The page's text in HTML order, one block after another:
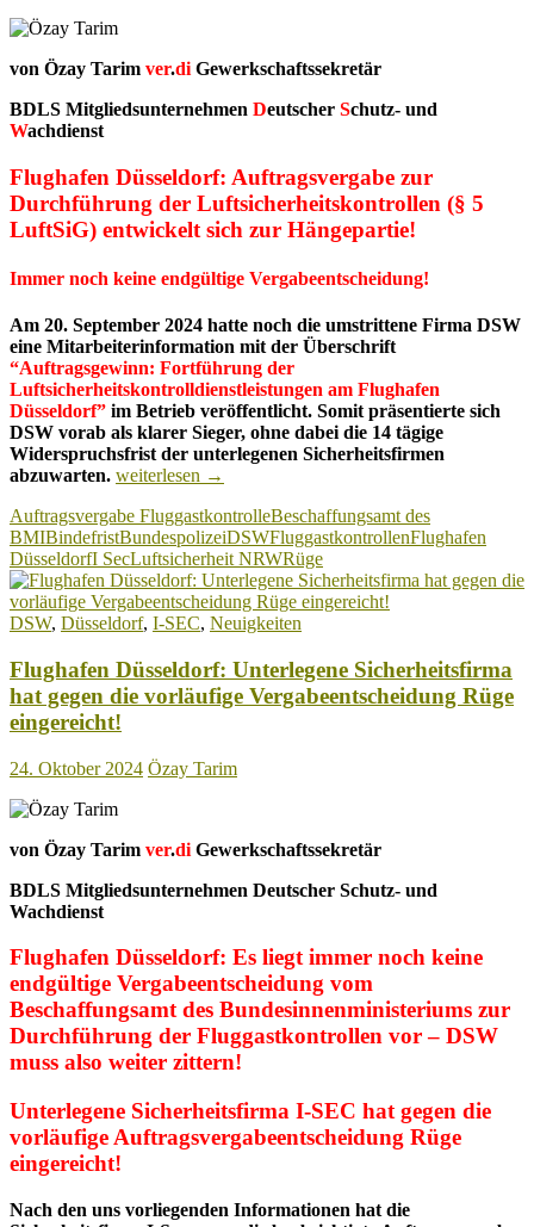
von Özay Tarim ver.di Gewerkschaftssekretär
BDLS Mitgliedsunternehmen Deutscher Schutz- und
Wachdienst
Flughafen Düsseldorf: Auftragsvergabe zur
Durchführung der Luftsicherheitskontrollen (§ 5
LuftSiG) entwickelt sich zur Hängepartie!
Immer noch keine endgültige Vergabeentscheidung!
Am 20. September 2024 hatte noch die umstrittene Firma DSW
eine Mitarbeiterinformation mit der Überschrift
“Auftragsgewinn: Fortführung der
Luftsicherheitskontrolldienstleistungen am Flughafen
Düsseldorf” im Betrieb veröffentlicht. Somit präsentierte sich
DSW vorab als klarer Sieger, ohne dabei die 14 tägige
Widerspruchsfrist der unterlegenen Sicherheitsfirmen
abzuwarten. Flughafen
Auftragsvergabe
der
Fluggastkontrollen
entwickelt
sich
zur
weiterlesen →
Auftragsvergabe FluggastkontrolleBeschaffungsamt des
BMIBindefristBundespolizeiDSWFluggastkontrollenFlughafen
DüsseldorfI SecLuftsicherheit NRWRüge
DSW, Düsseldorf, I-SEC, Neuigkeiten
Flughafen Düsseldorf: Unterlegene Sicherheitsfirma
hat gegen die vorläufige Vergabeentscheidung Rüge
eingereicht!
24. Oktober 2024 Özay Tarim
von Özay Tarim ver.di Gewerkschaftssekretär
BDLS Mitgliedsunternehmen Deutscher Schutz- und
Wachdienst
Flughafen Düsseldorf: Es liegt immer noch keine
endgültige Vergabeentscheidung vom
Beschaffungsamt des Bundesinnenministeriums zur
Durchführung der Fluggastkontrollen vor – DSW
muss also weiter zittern!
Unterlegene Sicherheitsfirma I-SEC hat gegen die
vorläufige Auftragsvergabeentscheidung Rüge
eingereicht!
Nach den uns vorliegenden Informationen hat die